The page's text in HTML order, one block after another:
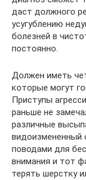
даст должного
усугублению
болезней в
постоянно.
Должен иметь
которые могут
Приступы
раньше не
различные
видоизмененный
поводами для
внимания и тот
терять шерстку